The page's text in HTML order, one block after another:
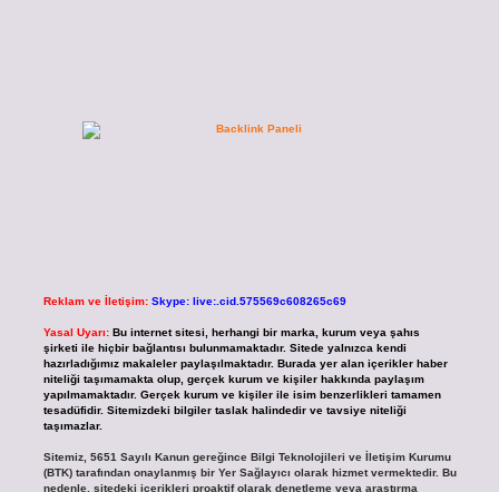
Reklam ve İletişim: Skype: live:.cid.575569c608265c69
Yasal Uyarı: Bu internet sitesi, herhangi bir marka, kurum veya şahıs
şirketi ile hiçbir bağlantısı bulunmamaktadır. Sitede yalnızca kendi
hazırladığımız makaleler paylaşılmaktadır. Burada yer alan içerikler haber
niteliği taşımamakta olup, gerçek kurum ve kişiler hakkında paylaşım
yapılmamaktadır. Gerçek kurum ve kişiler ile isim benzerlikleri tamamen
tesadüfidir. Sitemizdeki bilgiler taslak halindedir ve tavsiye niteliği
taşımazlar.
Sitemiz, 5651 Sayılı Kanun gereğince Bilgi Teknolojileri ve İletişim Kurumu
(BTK) tarafından onaylanmış bir Yer Sağlayıcı olarak hizmet vermektedir. Bu
nedenle, sitedeki içerikleri proaktif olarak denetleme veya araştırma